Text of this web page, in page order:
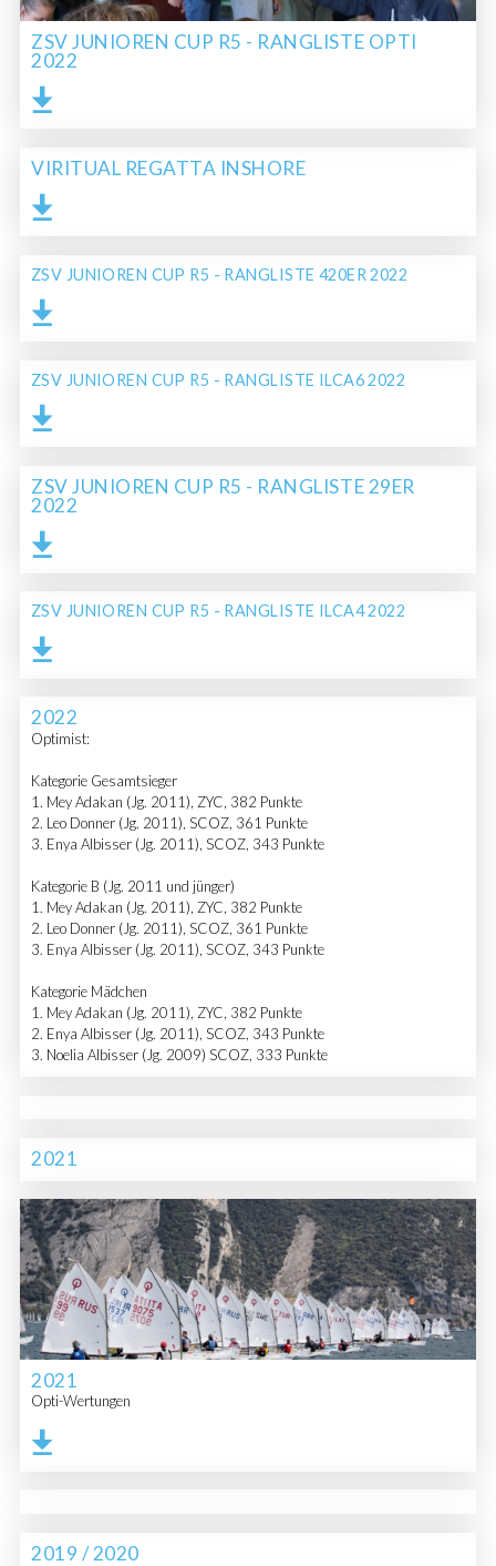
ZSV JUNIOREN CUP R5 - RANGLISTE OPTI
2022
VIRITUAL REGATTA INSHORE
ZSV JUNIOREN CUP R5 - RANGLISTE 420ER 2022
ZSV JUNIOREN CUP R5 - RANGLISTE ILCA6 2022
ZSV JUNIOREN CUP R5 - RANGLISTE 29ER
2022
ZSV JUNIOREN CUP R5 - RANGLISTE ILCA4 2022
2022
Optimist:
Kategorie Gesamtsieger
1. Mey Adakan (Jg. 2011), ZYC, 382 Punkte
2. Leo Donner (Jg. 2011), SCOZ, 361 Punkte
3. Enya Albisser (Jg. 2011), SCOZ, 343 Punkte
Kategorie B (Jg. 2011 und jünger)
1. Mey Adakan (Jg. 2011), ZYC, 382 Punkte
2. Leo Donner (Jg. 2011), SCOZ, 361 Punkte
3. Enya Albisser (Jg. 2011), SCOZ, 343 Punkte
Kategorie Mädchen
1. Mey Adakan (Jg. 2011), ZYC, 382 Punkte
2. Enya Albisser (Jg. 2011), SCOZ, 343 Punkte
3. Noelia Albisser (Jg. 2009) SCOZ, 333 Punkte
2021
2021
Opti-Wertungen
2019 / 2020